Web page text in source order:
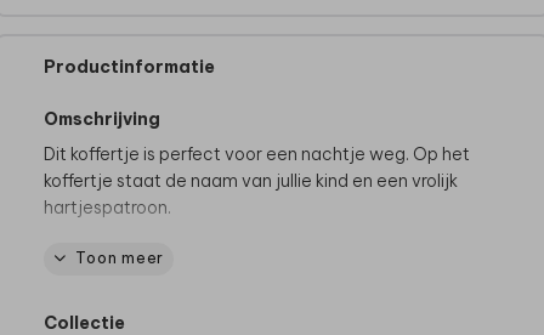
Productinformatie
Omschrijving
Dit koffertje is perfect voor een nachtje weg. Op het
koffertje staat de naam van jullie kind en een vrolijk
hartjespatroon.
Specificaties kinderkoffertje:
• Afmeting: 38 x 27 x 11 cm
Toon meer
Collectie